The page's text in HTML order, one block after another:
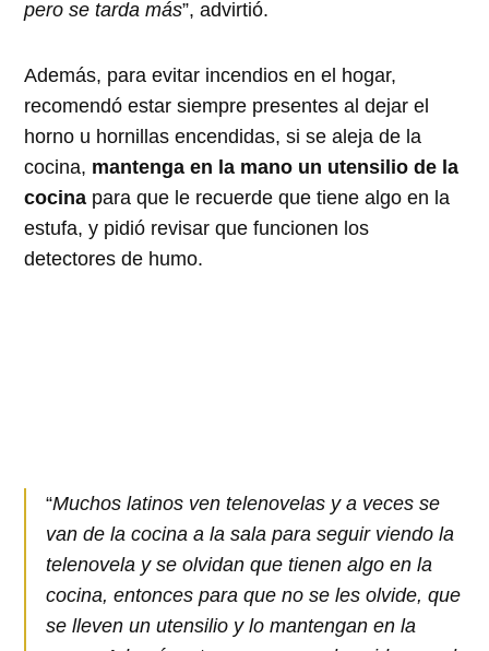
pero se tarda más”, advirtió.
Además, para evitar incendios en el hogar,
recomendó estar siempre presentes al dejar el
horno u hornillas encendidas, si se aleja de la
cocina, mantenga en la mano un utensilio de la
cocina para que le recuerde que tiene algo en la
estufa, y pidió revisar que funcionen los
detectores de humo.
“Muchos latinos ven telenovelas y a veces se
van de la cocina a la sala para seguir viendo la
telenovela y se olvidan que tienen algo en la
cocina, entonces para que no se les olvide, que
se lleven un utensilio y lo mantengan en la